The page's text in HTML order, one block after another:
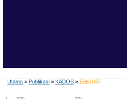
Utama > Publikasi > KADOS > Edisi 837